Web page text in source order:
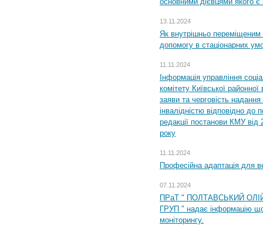
13.11.2024
Як внутрішньо переміщеним
допомогу в стаціонарних
11.11.2024
Інформація управління
комітету Київської
заяви та черговість надання
інвалідністю відповідно
редакції постанови КМУ
року
11.11.2024
Професійна адаптація для
07.11.2024
ПРаТ " ПОЛТАВСЬКИЙ
ГРУП " надає інформацію
моніторингу.